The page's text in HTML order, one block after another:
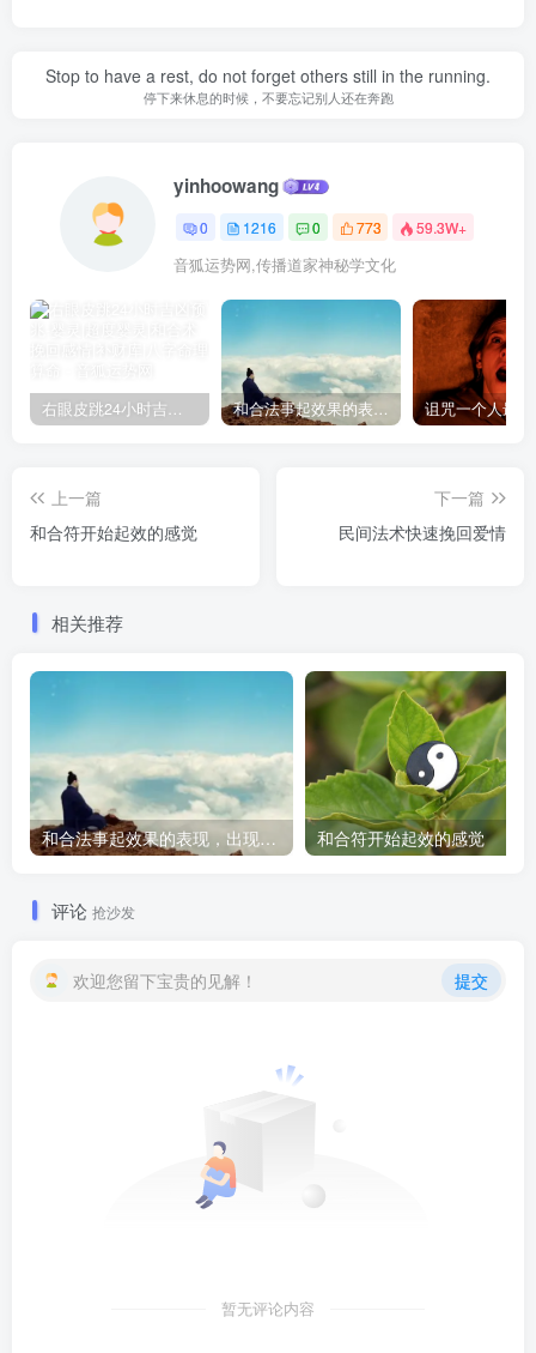
Stop to have a rest, do not forget others still in the running.
停下来休息的时候，不要忘记别人还在奔跑
yinhoowang
0 1216 0 773 59.3W+
音狐运势网,传播道家神秘学文化
右眼皮跳24小时吉凶预兆 和合法事起效果的表现，出现这些就要留意了
上一篇
和合符开始起效的感觉
下一篇
民间法术快速挽回爱情
相关推荐
和合法事起效果的表现，出现这些就要留意了 和合符开始起效的感觉
评论 抢沙发
欢迎您留下宝贵的见解！ 提交
暂无评论内容